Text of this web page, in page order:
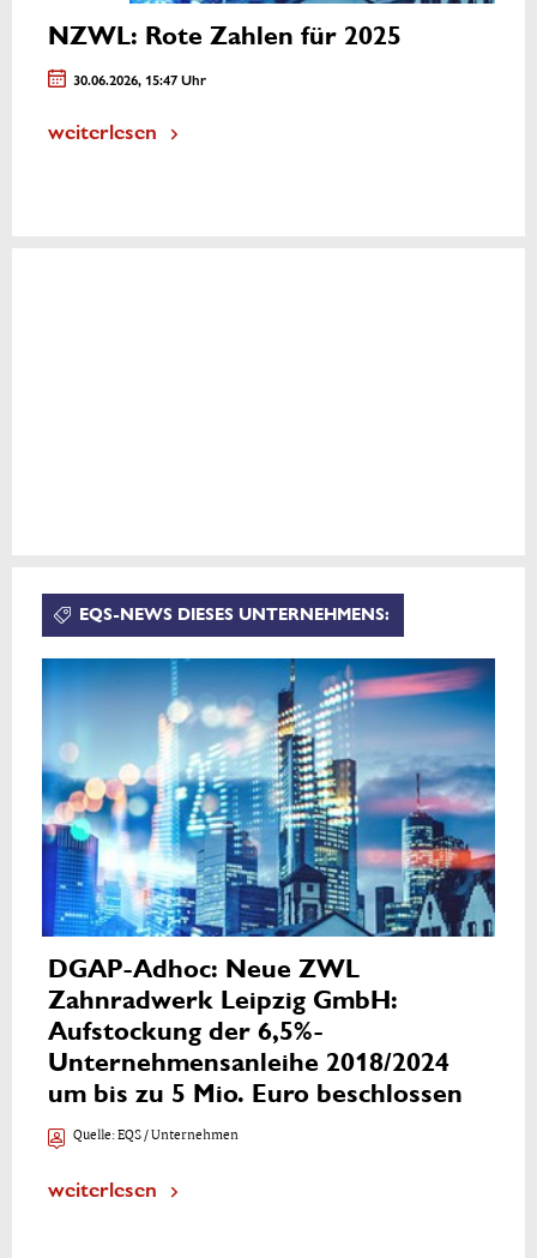
NZWL: Rote Zahlen für 2025
30.06.2026, 15:47 Uhr
weiterlesen
EQS-NEWS DIESES UNTERNEHMENS:
DGAP-Adhoc: Neue ZWL
Zahnradwerk Leipzig GmbH:
Aufstockung der 6,5%-
Unternehmensanleihe 2018/2024
um bis zu 5 Mio. Euro beschlossen
Quelle:EQS / Unternehmen
weiterlesen